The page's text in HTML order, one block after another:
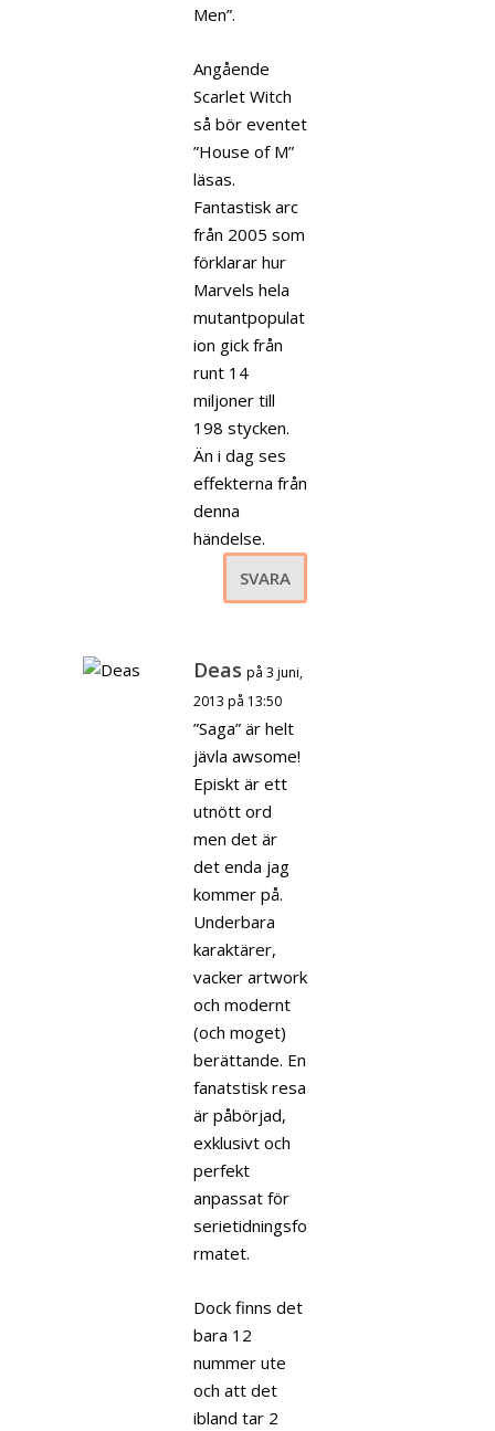
Men”.
Angående
Scarlet Witch
så bör eventet
”House of M”
läsas.
Fantastisk arc
från 2005 som
förklarar hur
Marvels hela
mutantpopulat
ion gick från
runt 14
miljoner till
198 stycken.
Än i dag ses
effekterna från
denna
händelse.
SVARA
Deas på 3 juni,
2013 på 13:50
”Saga” är helt
jävla awsome!
Episkt är ett
utnött ord
men det är
det enda jag
kommer på.
Underbara
karaktärer,
vacker artwork
och modernt
(och moget)
berättande. En
fanatstisk resa
är påbörjad,
exklusivt och
perfekt
anpassat för
serietidningsfo
rmatet.
Dock finns det
bara 12
nummer ute
och att det
ibland tar 2